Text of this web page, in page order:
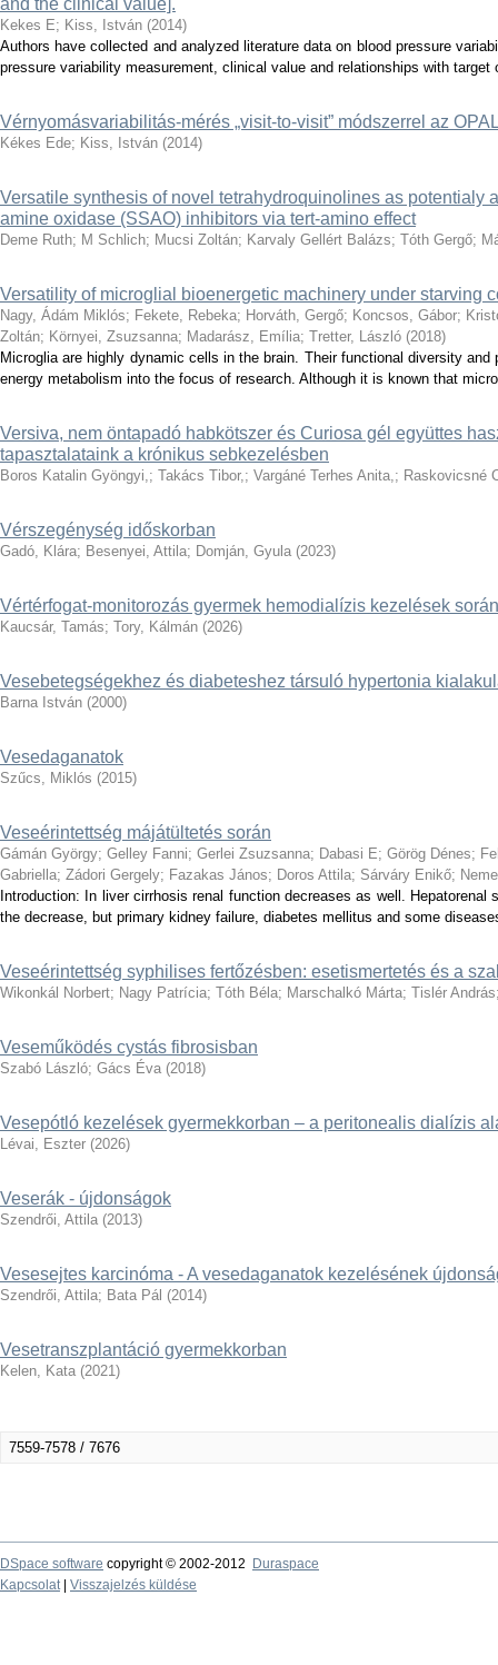
and the clinical value].
Kekes E; Kiss, István (2014)
Authors have collected and analyzed literature data on blood pressure
pressure variability measurement, clinical value and relationships with target
Vérnyomásvariabilitás-mérés „visit-to-visit” módszerrel az
Kékes Ede; Kiss, István (2014)
Versatile synthesis of novel tetrahydroquinolines as potentialy
amine oxidase (SSAO) inhibitors via tert-amino effect
Deme Ruth; M Schlich; Mucsi Zoltán; Karvaly Gellért Balázs; Tóth Gergő;
Versatility of microglial bioenergetic machinery under starving
Nagy, Ádám Miklós; Fekete, Rebeka; Horváth, Gergő; Koncsos, Gábor;
Zoltán; Környei, Zsuzsanna; Madarász, Emília; Tretter, László (2018)
Microglia are highly dynamic cells in the brain. Their functional diversity
energy metabolism into the focus of research. Although it is known that
Versiva, nem öntapadó habkötszer és Curiosa gél együttes
tapasztalataink a krónikus sebkezelésben
Boros Katalin Gyöngyi,; Takács Tibor,; Vargáné Terhes Anita,; Raskovicsné
Vérszegénység időskorban
Gadó, Klára; Besenyei, Attila; Domján, Gyula (2023)
Vértérfogat-monitorozás gyermek hemodialízis kezelések során
Kaucsár, Tamás; Tory, Kálmán (2026)
Vesebetegségekhez és diabeteshez társuló hypertonia
Barna István (2000)
Vesedaganatok
Szűcs, Miklós (2015)
Veseérintettség májátültetés során
Gámán György; Gelley Fanni; Gerlei Zsuzsanna; Dabasi E; Görög Dénes;
Gabriella; Zádori Gergely; Fazakas János; Doros Attila; Sárváry Enikő;
Introduction: In liver cirrhosis renal function decreases as well.
the decrease, but primary kidney failure, diabetes mellitus and some
Veseérintettség syphilises fertőzésben: esetismertetés és a
Wikonkál Norbert; Nagy Patrícia; Tóth Béla; Marschalkó Márta; Tislér András
Veseműködés cystás fibrosisban
Szabó László; Gács Éva (2018)
Vesepótló kezelések gyermekkorban – a peritonealis dialízis
Lévai, Eszter (2026)
Veserák - újdonságok
Szendrői, Attila (2013)
Vesesejtes karcinóma - A vesedaganatok kezelésének
Szendrői, Attila; Bata Pál (2014)
Vesetranszplantáció gyermekkorban
Kelen, Kata (2021)
7559-7578 / 7676
DSpace software copyright © 2002-2012
Duraspace
Kapcsolat| Visszajelzés küldése